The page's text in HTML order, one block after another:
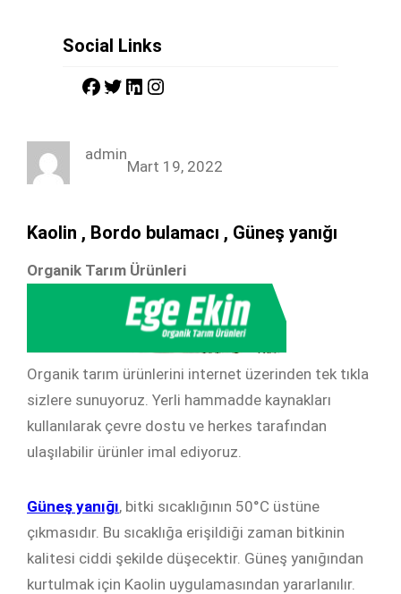
Social Links
F
e
o
k
T
t
r
L
k
I
n
t
r
a
admin
Mart 19, 2022
Kaolin , Bordo bulamacı , Güneş yanığı
Organik Tarım Ürünleri
Organik tarım ürünlerini internet üzerinden tek tıkla
sizlere sunuyoruz. Yerli hammadde kaynakları
kullanılarak çevre dostu ve herkes tarafından
ulaşılabilir ürünler imal ediyoruz.
Güneş yanığı, bitki sıcaklığının 50°C üstüne
çıkmasıdır. Bu sıcaklığa erişildiği zaman bitkinin
kalitesi ciddi şekilde düşecektir. Güneş yanığından
kurtulmak için Kaolin uygulamasından yararlanılır.